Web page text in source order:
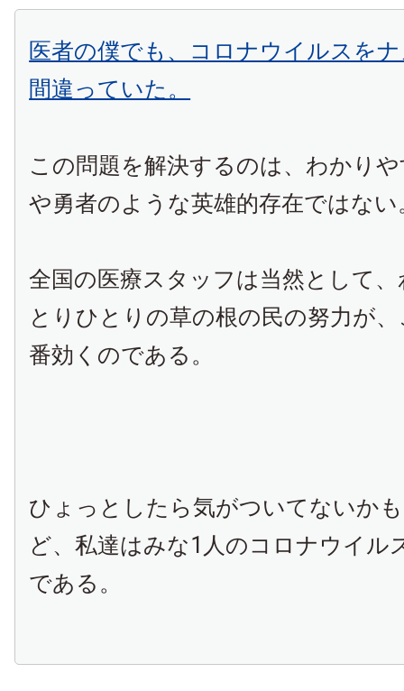
医者の僕でも、コロナウイルスを
間違っていた。
この問題を解決するのは、わかり
や勇者のような英雄的存在ではない
全国の医療スタッフは当然として
とりひとりの草の根の民の努力が
番効くのである。
ひょっとしたら気がついてないか
ど、私達はみな1人のコロナウイル
である。